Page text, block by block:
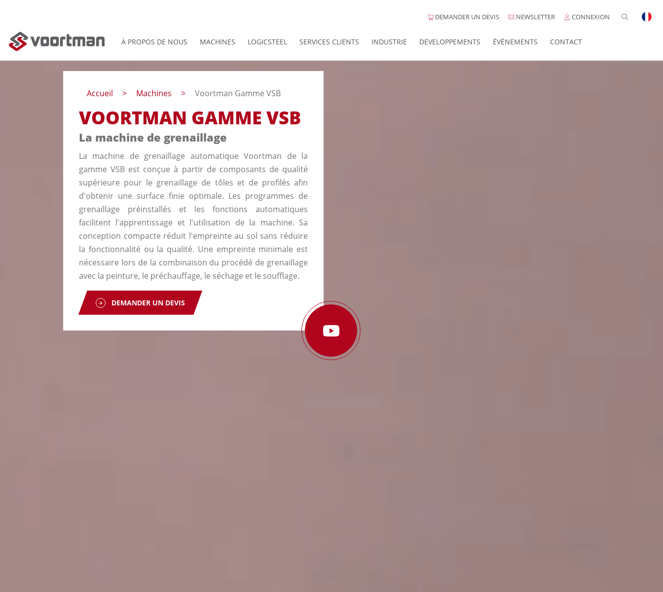
DEMANDER UN DEVIS NEWSLETTER CONNEXION
À PROPOS DE NOUS MACHINES LOGICSTEEL SERVICES CLIENTS INDUSTRIE DEVELOPPEMENTS ÉVÉNEMENTS CONTACT
Accueil Machines Voortman Gamme VSB
VOORTMAN GAMME VSB
La machine de grenaillage
La machine de grenaillage automatique Voortman de la
gamme VSB est conçue à partir de composants de qualité
supérieure pour le grenaillage de tôles et de profilés afin
d'obtenir une surface finie optimale. Les programmes de
grenaillage préinstallés et les fonctions automatiques
facilitent l'apprentissage et l'utilisation de la machine. Sa
conception compacte réduit l'empreinte au sol sans réduire
la fonctionnalité ou la qualité. Une empreinte minimale est
nécessaire lors de la combinaison du procédé de grenaillage
avec la peinture, le préchauffage, le séchage et le soufflage.
DEMANDER UN DEVIS